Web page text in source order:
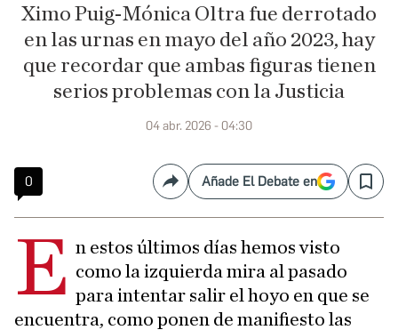
Ximo Puig-Mónica Oltra fue derrotado
en las urnas en mayo del año 2023, hay
que recordar que ambas figuras tienen
serios problemas con la Justicia
04 abr. 2026 - 04:30
0 CompartirAñade El Debate en Save
E n estos últimos días hemos visto
como la izquierda mira al pasado
para intentar salir el hoyo en que se
encuentra, como ponen de manifiesto las